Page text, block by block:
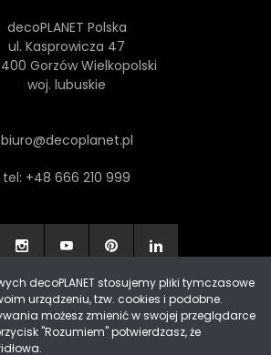
decoPLANET Polska
ul. Kasprowicza 47
Gorzów Wielkopolski
woj. lubuskie
biuro@decoplanet.pl
tel: +48 666 210 999
by Progres Media & decoPLANET
decoPLANET stosujemy pliki tymczasowe
urządzeniu, tzw. cookies i podobne.
możesz zmienić w swojej przeglądarce
"Rozumiem" potwierdzasz, że